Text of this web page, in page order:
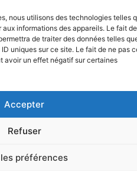
nous utilisons des technologies telles
informations des appareils. Le fait de
de traiter des données telles
uniques sur ce site. Le fait de ne pas
avoir un effet négatif sur certaines
Accepter
Refuser
préférences